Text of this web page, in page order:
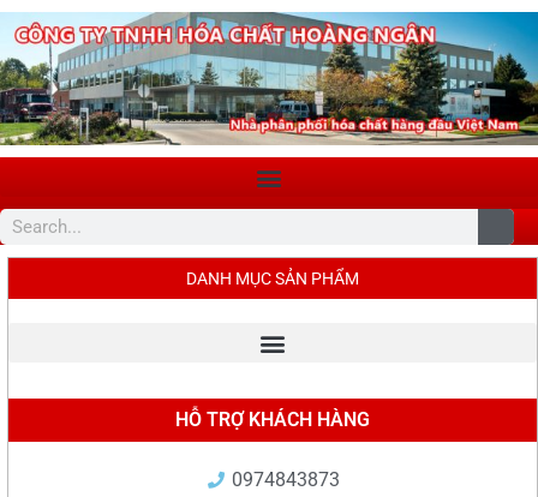
DANH MỤC SẢN PHẨM
HỖ TRỢ KHÁCH HÀNG
0974843873